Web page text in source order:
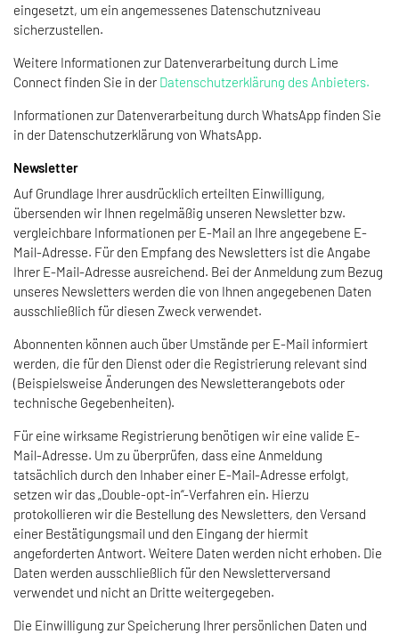
eingesetzt, um ein angemessenes Datenschutzniveau
sicherzustellen.
Weitere Informationen zur Datenverarbeitung durch Lime
Connect finden Sie in der Datenschutzerklärung des Anbieters.
Informationen zur Datenverarbeitung durch WhatsApp finden Sie
in der Datenschutzerklärung von WhatsApp.
Newsletter
Auf Grundlage Ihrer ausdrücklich erteilten Einwilligung,
übersenden wir Ihnen regelmäßig unseren Newsletter bzw.
vergleichbare Informationen per E-Mail an Ihre angegebene E-
Mail-Adresse. Für den Empfang des Newsletters ist die Angabe
Ihrer E-Mail-Adresse ausreichend. Bei der Anmeldung zum Bezug
unseres Newsletters werden die von Ihnen angegebenen Daten
ausschließlich für diesen Zweck verwendet.
Abonnenten können auch über Umstände per E-Mail informiert
werden, die für den Dienst oder die Registrierung relevant sind
(Beispielsweise Änderungen des Newsletterangebots oder
technische Gegebenheiten).
Für eine wirksame Registrierung benötigen wir eine valide E-
Mail-Adresse. Um zu überprüfen, dass eine Anmeldung
tatsächlich durch den Inhaber einer E-Mail-Adresse erfolgt,
setzen wir das „Double-opt-in“-Verfahren ein. Hierzu
protokollieren wir die Bestellung des Newsletters, den Versand
einer Bestätigungsmail und den Eingang der hiermit
angeforderten Antwort. Weitere Daten werden nicht erhoben. Die
Daten werden ausschließlich für den Newsletterversand
verwendet und nicht an Dritte weitergegeben.
Die Einwilligung zur Speicherung Ihrer persönlichen Daten und